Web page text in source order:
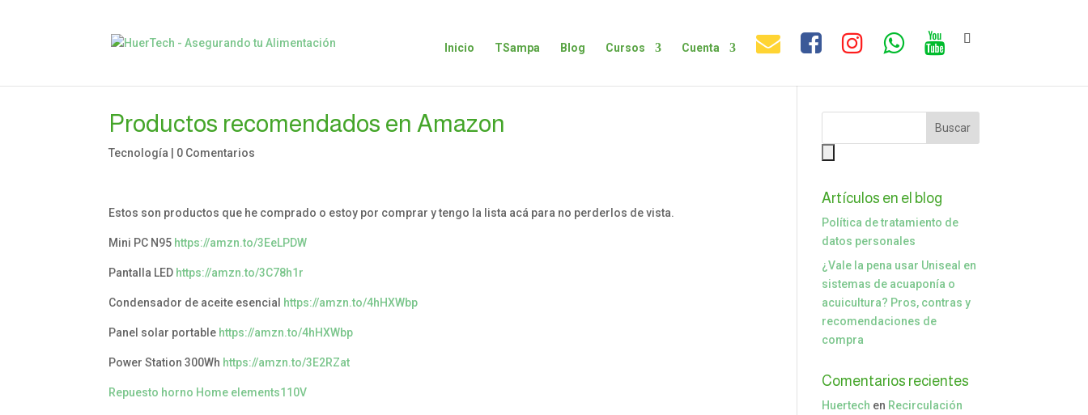
Inicio TSampa Blog Cursos Cuenta
Productos recomendados en Amazon
Tecnología 0 Comentarios
Estos son productos que he comprado o estoy por comprar y tengo la lista acá para no perderlos de vista.
Mini PC N95 https://amzn.to/3EeLPDW
Pantalla LED https://amzn.to/3C78h1r
Condensador de aceite esencial https://amzn.to/4hHXWbp
Panel solar portable https://amzn.to/4hHXWbp
Power Station 300Wh https://amzn.to/3E2RZat
Repuesto horno Home elements1 1 0V
Artículos en el blog
Política de tratamiento de
datos personales
¿Vale la pena usar Uniseal en
sistemas de acuaponía o
acuicultura? Pros, contras y
recomendaciones de
compra
Comentarios recientes
Huertech en Recirculación